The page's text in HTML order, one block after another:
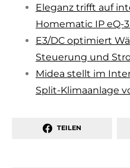
Eleganz trifft auf
Homematic IP eQ-
E3/DC optimiert
Steuerung und
Midea stellt im
Split-Klimaanlage
TEILEN